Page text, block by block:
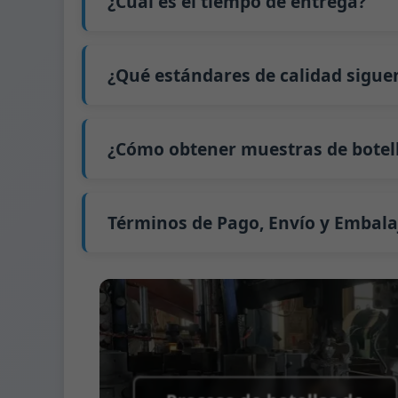
precio exacto y prepararemos una
extiende a 45 días.
El envío desde China tarda
¿Qué estándares de calidad
GB4806.5一2016 <Estándar Nacional de
(CE) No. 1935/2004 Migración de metales
¿Cómo obtener muestras de
Normalmente enviamos muestras a
Términos de Pago, Envío y
Métodos de pago admitidos para los
Término de envío:
EXW, FOB, CFR, CIF
Términos de embalaje:
Palés + Divisores,